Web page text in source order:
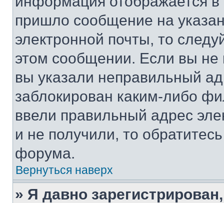
пришло сообщение на
электронной почты, то
этом сообщении. Если вы
вы указали неправильный
заблокирован каким-либо
ввели правильный адрес
и не получили, то
форума.
Вернуться наверх
» Я давно